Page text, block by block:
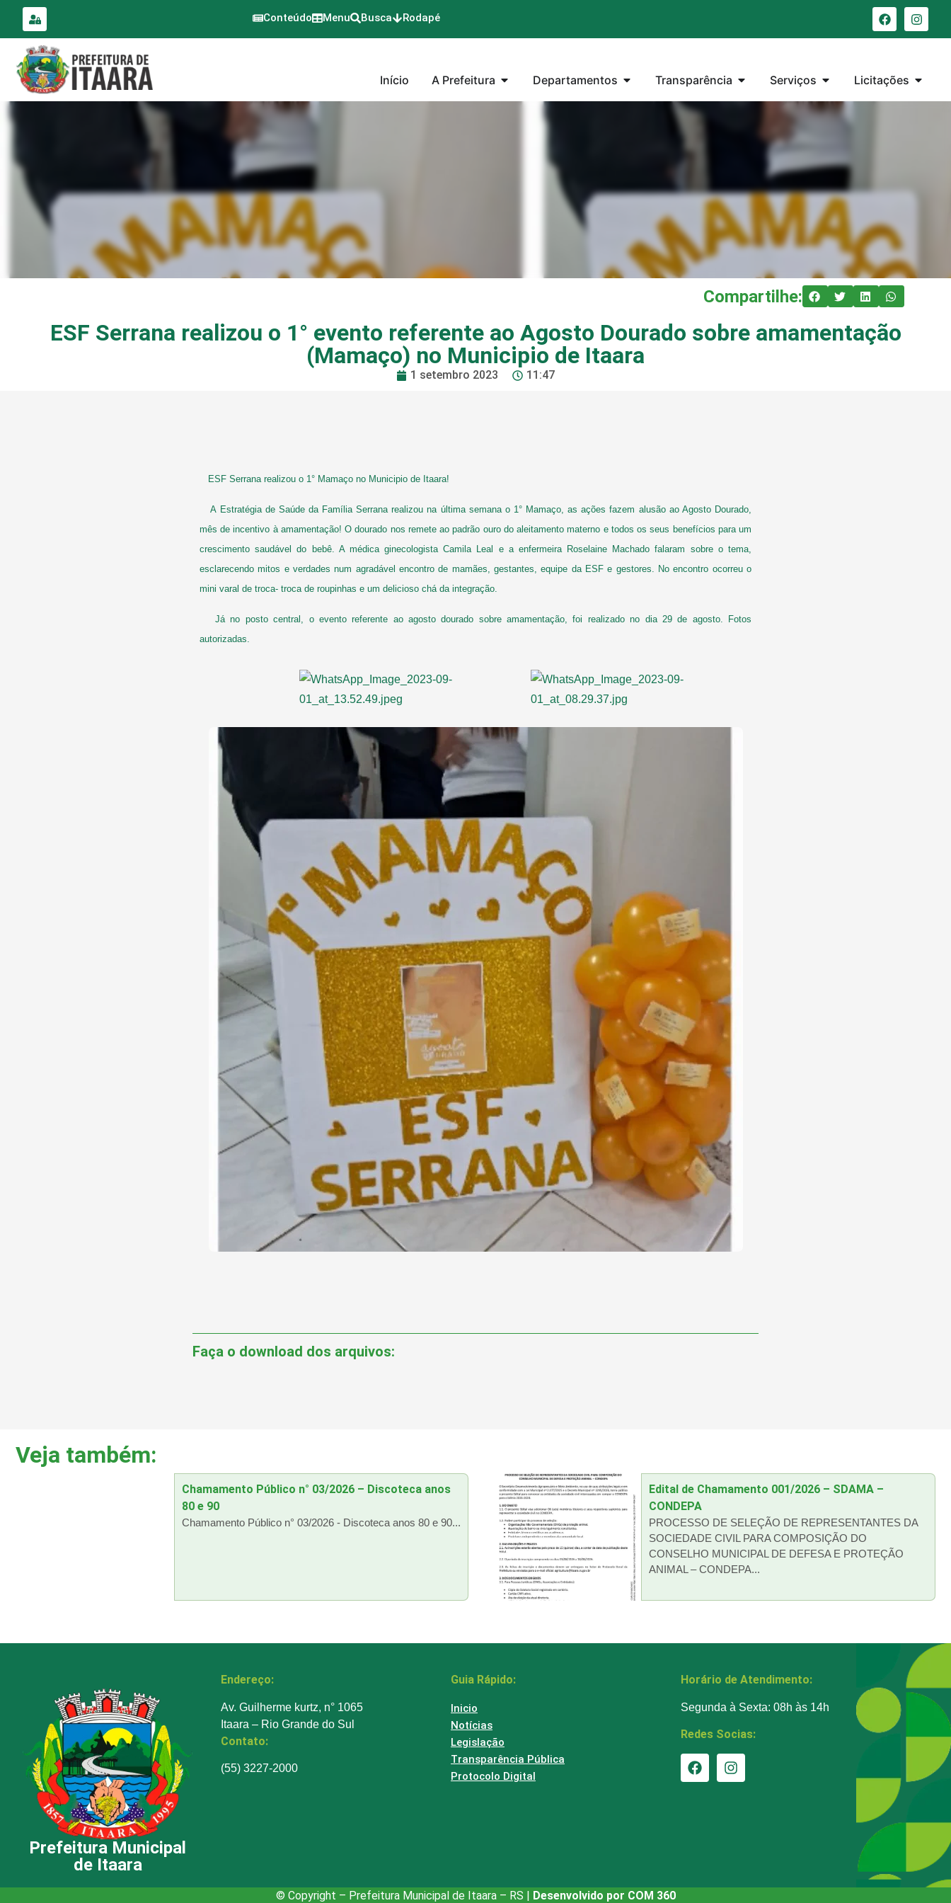
conteúdo
Conteúdo Menu Busca Rodapé
Início A Prefeitura Departamentos Transparência Serviços Licitações
Compartilhe:
ESF Serrana realizou o 1° evento referente ao Agosto Dourado sobre amamentação
(Mamaço) no Municipio de Itaara
1 setembro 2023 11:47
ESF Serrana realizou o 1° Mamaço no Municipio de Itaara!
A Estratégia de Saúde da Família Serrana realizou na última semana o 1° Mamaço, as ações fazem alusão ao Agosto Dourado,
mês de incentivo à amamentação! O dourado nos remete ao padrão ouro do aleitamento materno e todos os seus benefícios para um
crescimento saudável do bebê. A médica ginecologista Camila Leal e a enfermeira Roselaine Machado falaram sobre o tema,
esclarecendo mitos e verdades num agradável encontro de mamães, gestantes, equipe da ESF e gestores. No encontro ocorreu o
mini varal de troca- troca de roupinhas e um delicioso chá da integração.
Já no posto central, o evento referente ao agosto dourado sobre amamentação, foi realizado no dia 29 de agosto. Fotos
autorizadas.
Faça o download dos arquivos:
Veja também:
Chamamento Público n° 03/2026 – Discoteca anos
80 e 90
Chamamento Público n° 03/2026 - Discoteca anos 80 e 90...
Edital de Chamamento 001/2026 – SDAMA –
CONDEPA
PROCESSO DE SELEÇÃO DE REPRESENTANTES DA
SOCIEDADE CIVIL PARA COMPOSIÇÃO DO
CONSELHO MUNICIPAL DE DEFESA E PROTEÇÃO
ANIMAL – CONDEPA...
Prefeitura Municipal
de Itaara
Endereço:
Av. Guilherme kurtz, n° 1065
Itaara – Rio Grande do Sul
Contato:
(55) 3227-2000
Guia Rápido:
Inicio
Notícias
Legislação
Transparência Pública
Protocolo Digital
Horário de Atendimento:
Segunda à Sexta: 08h às 14h
Redes Socias:
© Copyright – Prefeitura Municipal de Itaara – RS | Desenvolvido por COM 360